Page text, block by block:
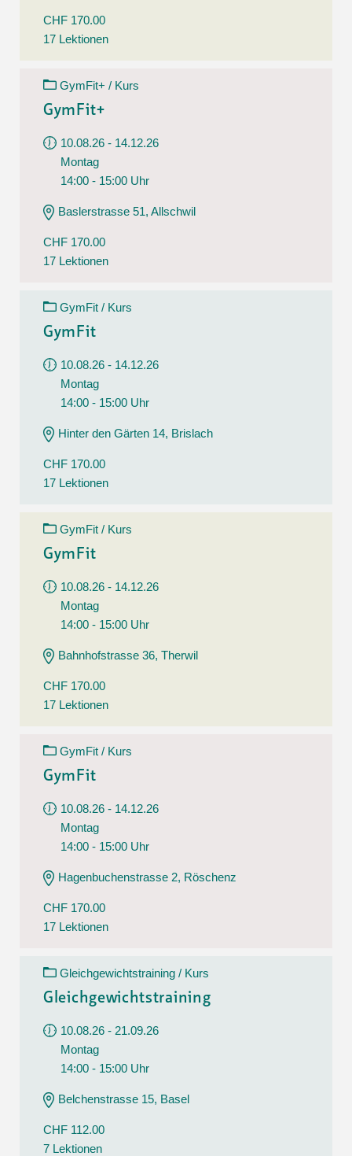
CHF 170.00
17 Lektionen
GymFit+ / Kurs
GymFit+
10.08.26 - 14.12.26
Montag
14:00 - 15:00 Uhr
Baslerstrasse 51, Allschwil
CHF 170.00
17 Lektionen
GymFit / Kurs
GymFit
10.08.26 - 14.12.26
Montag
14:00 - 15:00 Uhr
Hinter den Gärten 14, Brislach
CHF 170.00
17 Lektionen
GymFit / Kurs
GymFit
10.08.26 - 14.12.26
Montag
14:00 - 15:00 Uhr
Bahnhofstrasse 36, Therwil
CHF 170.00
17 Lektionen
GymFit / Kurs
GymFit
10.08.26 - 14.12.26
Montag
14:00 - 15:00 Uhr
Hagenbuchenstrasse 2, Röschenz
CHF 170.00
17 Lektionen
Gleichgewichtstraining / Kurs
Gleichgewichtstraining
10.08.26 - 21.09.26
Montag
14:00 - 15:00 Uhr
Belchenstrasse 15, Basel
CHF 112.00
7 Lektionen